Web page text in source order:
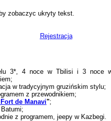
zobaczyc ukryty tekst.
Rejestracja
3*, 4 noce w Tbilisi i 3 noce
w tradycyjnym gruzińskim stylu;
z przewodnikiem;
de Manavi";
z programem, jeepy w Kazbegi.